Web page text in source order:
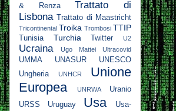
& Renza
Trattato di
Lisbona
Trattato di Maastricht
Tricontinental Troika Trombosi TTIP
Tunisia Turchia Twitter U2
Ucraina Ugo Mattei Ultracovid
UMMA UNASUR
UNESCO
Ungheria
UNHCR
Unione
Europea
UNRWA
Uranio
URSS
Uruguay Usa
Usa-